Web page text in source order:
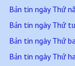
Bản tin ngày Thứ
Bản tin ngày Thứ
Bản tin ngày Thứ
Bản tin ngày Thứ